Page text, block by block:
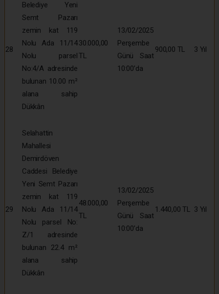
28
Belediye Yeni
Semt Pazarı
zemin kat 119
Nolu Ada 11/14
Nolu parsel
No:4/A adresinde
bulunan 10.00 m²
alana sahip
Dükkân
30.000,00
TL
13/02/2025
Perşembe
Günü Saat
10:00’da
900,00 TL 3 Yıl
29
Selahattin
Mahallesi
Demirdöven
Caddesi Belediye
Yeni Semt Pazarı
zemin kat 119
Nolu Ada 11/14
Nolu parsel No:
Z/1 adresinde
bulunan 22.4 m²
alana sahip
Dükkân
48.000,00
TL
13/02/2025
Perşembe
Günü Saat
10:00’da
1.440,00 TL 3 Yıl